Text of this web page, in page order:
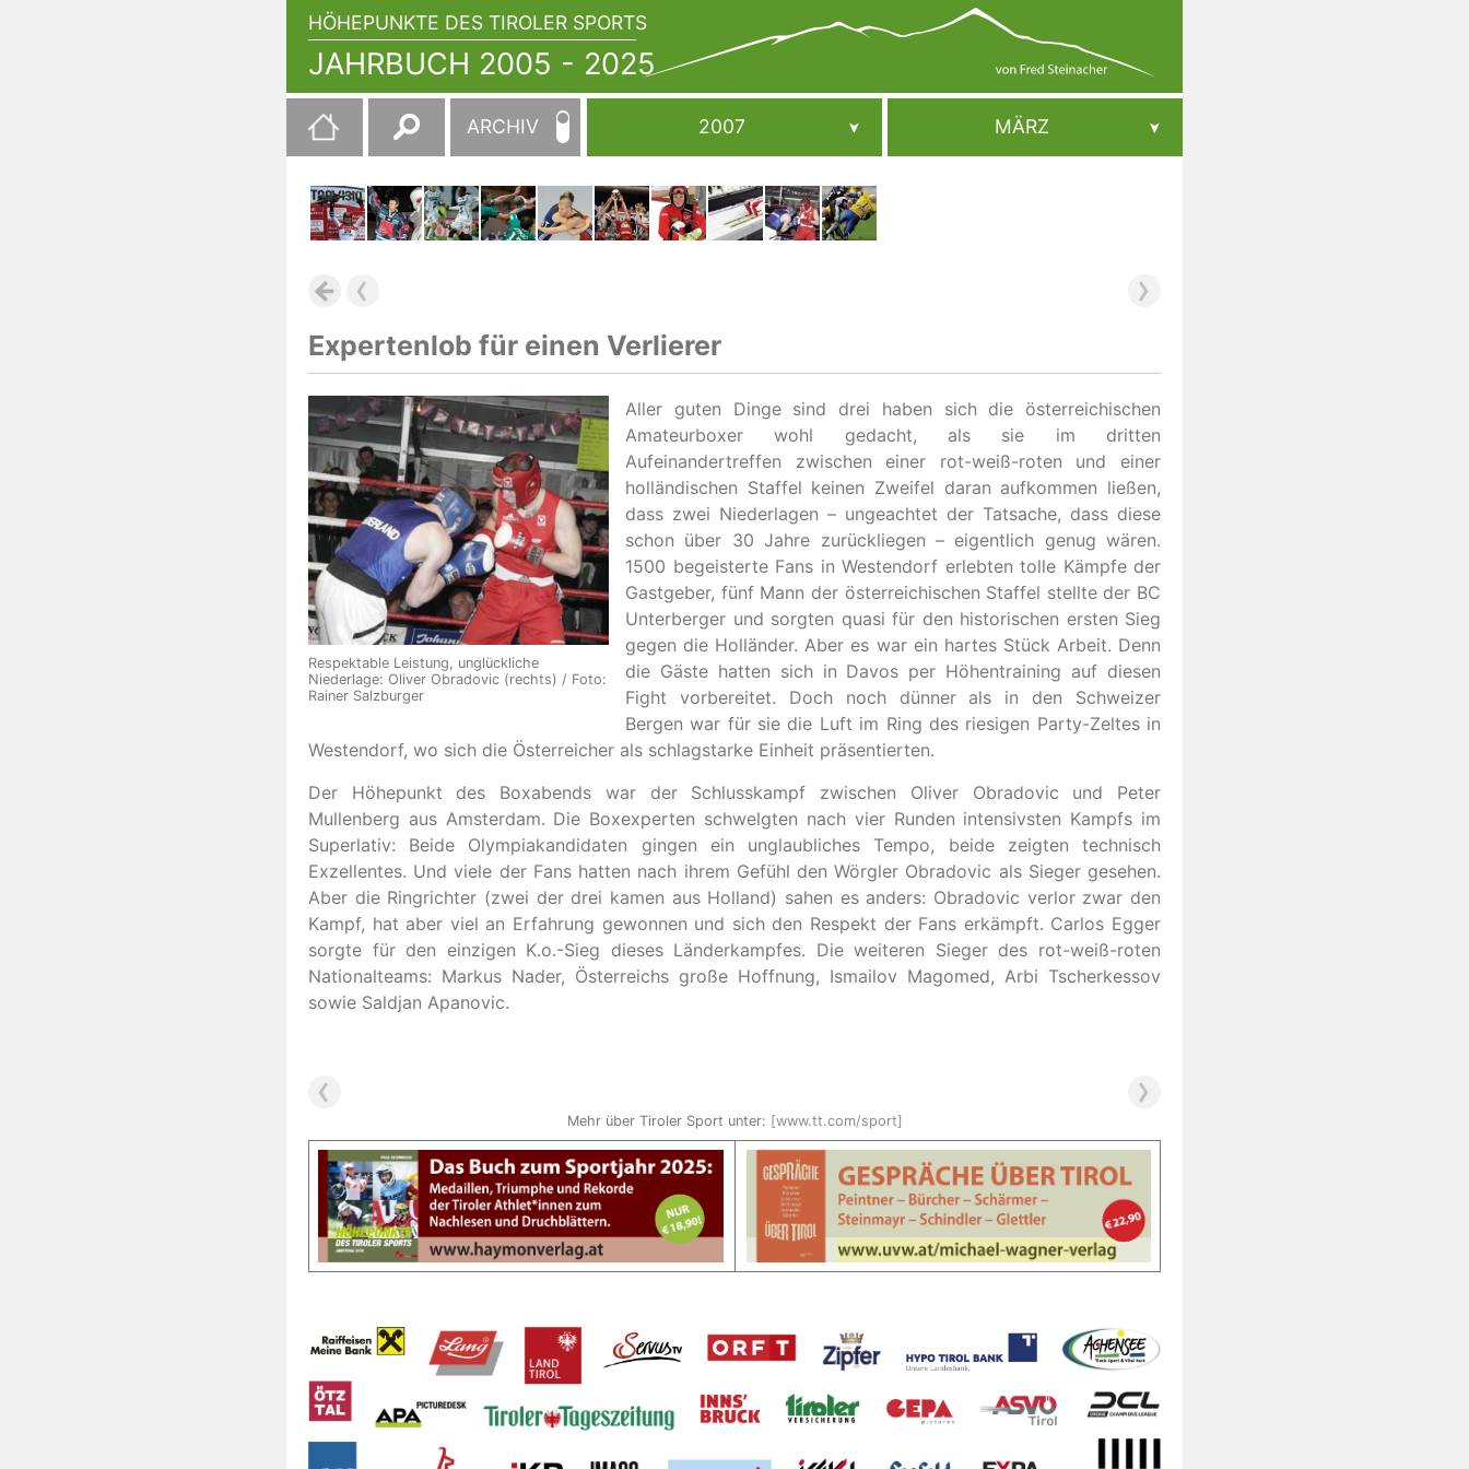
HÖHEPUNKTE DES TIROLER SPORTS
JAHRBUCH 2005 - 2025
JAHRBUCH
2005
2025
Suchen
nach:
ARCHIV 2007 MÄRZ
Expertenlob für einen Verlierer
Respektable Leistung, unglückliche
Niederlage: Oliver Obradovic (rechts) / Foto:
Rainer Salzburger
Aller guten Dinge sind drei haben sich die österreichischen
Amateurboxer wohl gedacht, als sie im dritten
Aufeinandertreffen zwischen einer rot-weiß-roten und einer
holländischen Staffel keinen Zweifel daran aufkommen ließen,
dass zwei Niederlagen – ungeachtet der Tatsache, dass diese
schon über 30 Jahre zurückliegen – eigentlich genug wären.
1500 begeisterte Fans in Westendorf erlebten tolle Kämpfe der
Gastgeber, fünf Mann der österreichischen Staffel stellte der BC
Unterberger und sorgten quasi für den historischen ersten Sieg
gegen die Holländer. Aber es war ein hartes Stück Arbeit. Denn
die Gäste hatten sich in Davos per Höhentraining auf diesen
Fight vorbereitet. Doch noch dünner als in den Schweizer
Bergen war für sie die Luft im Ring des riesigen Party-Zeltes in
Westendorf, wo sich die Österreicher als schlagstarke Einheit präsentierten.
Der Höhepunkt des Boxabends war der Schlusskampf zwischen Oliver Obradovic und Peter
Mullenberg aus Amsterdam. Die Boxexperten schwelgten nach vier Runden intensivsten Kampfs im
Superlativ: Beide Olympiakandidaten gingen ein unglaubliches Tempo, beide zeigten technisch
Exzellentes. Und viele der Fans hatten nach ihrem Gefühl den Wörgler Obradovic als Sieger gesehen.
Aber die Ringrichter (zwei der drei kamen aus Holland) sahen es anders: Obradovic verlor zwar den
Kampf, hat aber viel an Erfahrung gewonnen und sich den Respekt der Fans erkämpft. Carlos Egger
sorgte für den einzigen K.o.-Sieg dieses Länderkampfes. Die weiteren Sieger des rot-weiß-roten
Nationalteams: Markus Nader, Österreichs große Hoffnung, Ismailov Magomed, Arbi Tscherkessov
sowie Saldjan Apanovic.
Mehr über Tiroler Sport unter: [www.tt.com/sport]